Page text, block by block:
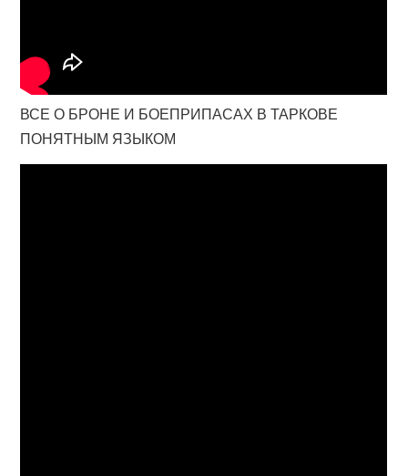
ВСЕ О БРОНЕ И БОЕПРИПАСАХ В ТАРКОВЕ
ПОНЯТНЫМ ЯЗЫКОМ